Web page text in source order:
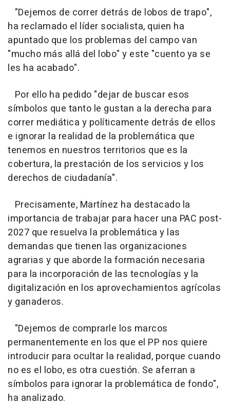
"Dejemos de correr detrás de lobos de trapo",
ha reclamado el líder socialista, quien ha
apuntado que los problemas del campo van
"mucho más allá del lobo" y este "cuento ya se
les ha acabado".
Por ello ha pedido "dejar de buscar esos
símbolos que tanto le gustan a la derecha para
correr mediática y políticamente detrás de ellos
e ignorar la realidad de la problemática que
tenemos en nuestros territorios que es la
cobertura, la prestación de los servicios y los
derechos de ciudadanía".
Precisamente, Martínez ha destacado la
importancia de trabajar para hacer una PAC post-
2027 que resuelva la problemática y las
demandas que tienen las organizaciones
agrarias y que aborde la formación necesaria
para la incorporación de las tecnologías y la
digitalización en los aprovechamientos agrícolas
y ganaderos.
"Dejemos de comprarle los marcos
permanentemente en los que el PP nos quiere
introducir para ocultar la realidad, porque cuando
no es el lobo, es otra cuestión. Se aferran a
símbolos para ignorar la problemática de fondo",
ha analizado.